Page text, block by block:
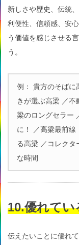
新しさや歴史、伝統
利便性、信頼感、安
う価値を感じさせる
う。
例： 貴方のそばに
きが選ぶ高梁 ／不
梁のロングセラー
に！ ／高梁最前線
る高梁 ／コレクタ
な時間
10.優れて
伝えたいことに優れ